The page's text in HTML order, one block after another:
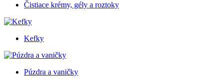
Čistiace krémy, gély a roztoky
Kefky
Púzdra a vaničky